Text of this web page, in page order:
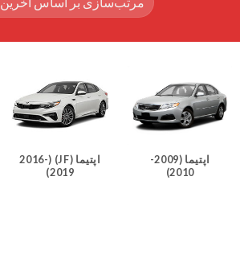
اپتیما (2009-
2010)
اپتیما (JF) (2016-
2019)